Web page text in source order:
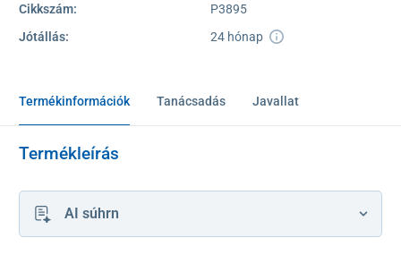
Cikkszám:
P3895
Jótállás:
24 hónap
Termékinformációk Tanácsadás Javallat
Termékleírás
AI súhrn